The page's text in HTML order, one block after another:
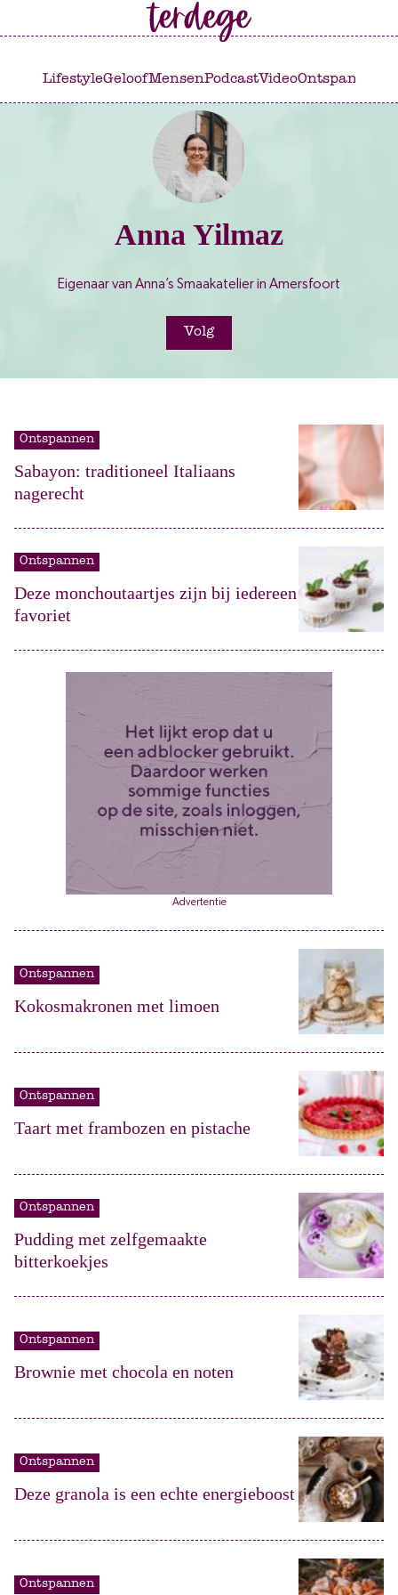
LifestyleGeloofMensenPodcastVideoOntspannen
Anna Yilmaz
Eigenaar van Anna’s Smaakatelier in Amersfoort
Volg
Ontspannen
Sabayon: traditioneel Italiaans
nagerecht
Ontspannen
Deze monchoutaartjes zijn bij iedereen
favoriet
Advertentie
Ontspannen
Kokosmakronen met limoen
Ontspannen
Taart met frambozen en pistache
Ontspannen
Pudding met zelfgemaakte
bitterkoekjes
Ontspannen
Brownie met chocola en noten
Ontspannen
Deze granola is een echte energieboost
Ontspannen